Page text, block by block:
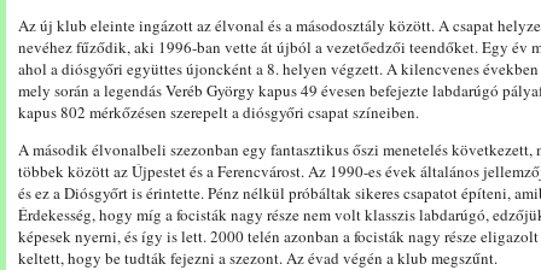
Az új klub eleinte ingázott az élvonal és a másodosztály között. A csapat
nevéhez fűződik, aki 1996-ban vette át újból a vezetőedzői teendőket. Egy év
ahol a diósgyőri együttes újoncként a 8. helyen végzett. A kilencvenes
mely során a legendás Veréb György kapus 49 évesen befejezte labdarúgó
kapus 802 mérkőzésen szerepelt a diósgyőri csapat színeiben.
A második élvonalbeli szezonban egy fantasztikus őszi menetelés következett,
többek között az Újpestet és a Ferencvárost. Az 1990-es évek általános
és ez a Diósgyőrt is érintette. Pénz nélkül próbáltak sikeres csapatot építeni,
Érdekesség, hogy míg a focisták nagy része nem volt klasszis labdarúgó,
képesek nyerni, és így is lett. 2000 telén azonban a focisták nagy része
keltett, hogy be tudták fejezni a szezont. Az évad végén a klub megszűnt.